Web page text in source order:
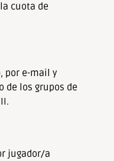
cuota de
por e-mail y
de los grupos de
jugador/a